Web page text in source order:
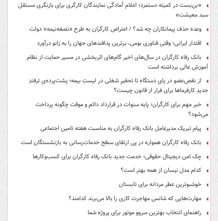
«بن‌بست در کمیته دستمزد؛ اعلام آمادگی نمایندگان کارگری برای بازنگری مستقل
سبد معیشت»
وعده حذف پیمانکاران چه شد؟ / اعتراض کارگران به طرح «نصفه‌نیمه» دولت
اقتدار ایرانی؛ وقتی فناوری بومی، برترین پدافندهای جهان را به زانو درآورد
بانک رفاه کارگران در سال‌های اخیر گام‌های اثربخشی در مسیر حمایت از نظام
آموزش عالی برداشته است
از نقص‌عضو در پایِ دستگاه تا تحقیرِ شغلی در لیستِ بیمه؛ پشت‌پرده‌یِ ترفندِ
جدیدِ کارفرماها برای فرار از قانون چیست؟
خبر مهم برای کارگران؛ پایه سنوات در قرارداد دائم و موقت چگونه پرداخت
می‌شود؟
پیام تبریک مدیرعامل بانک رفاه کارگران به مناسبت هفته تامین اجتماعی
بانک رفاه کارگران همواره در پی ارتقای سطح خدمات‌رسانی به بازنشستگان است
چک امن دیجیتال حقوقی؛ خدمت جدید بانک رفاه کارگران برای کسب‌وکارها
کدام مدل نیسان از همه بهتر است؟
خوشبوترین عطر مردانه برای تابستان
مهارت‌هایی که شانس مهاجرت کاری را بالا می‌برند کدامند؟
راهنمای انتخاب بهترین سروو موتور برای پروژه شما